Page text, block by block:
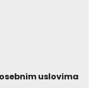
uslovima